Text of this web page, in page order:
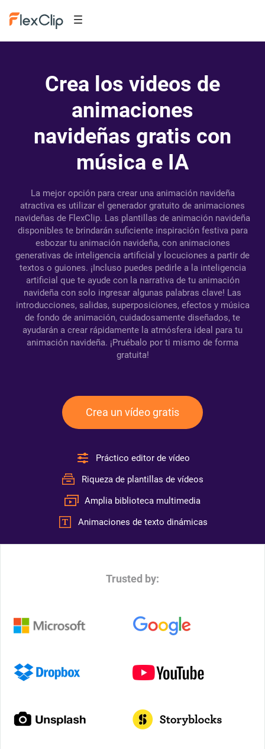
Crea los videos de
animaciones
navideñas gratis con
música e IA
La mejor opción para crear una animación navideña
atractiva es utilizar el generador gratuito de animaciones
navideñas de FlexClip. Las plantillas de animación navideña
disponibles te brindarán suficiente inspiración festiva para
esbozar tu animación navideña, con animaciones
generativas de inteligencia artificial y locuciones a partir de
textos o guiones. ¡Incluso puedes pedirle a la inteligencia
artificial que te ayude con la narrativa de tu animación
navideña con solo ingresar algunas palabras clave! Las
introducciones, salidas, superposiciones, efectos y música
de fondo de animación, cuidadosamente diseñados, te
ayudarán a crear rápidamente la atmósfera ideal para tu
animación navideña. ¡Pruébalo por ti mismo de forma
gratuita!
Crea un vídeo gratis
Práctico editor de vídeo
Riqueza de plantillas de vídeos
Amplia biblioteca multimedia
Animaciones de texto dinámicas
Trusted by: